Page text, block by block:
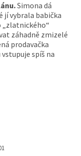
Simona dá
jí vybrala babička
„zlatnického“
záhadně zmizelé
prodavačka
spíš na